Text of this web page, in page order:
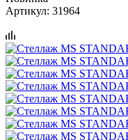
Артикул: 31964